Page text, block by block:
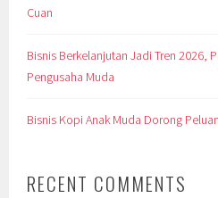
Cuan
Bisnis Berkelanjutan Jadi Tren 2026,
Pengusaha Muda
Bisnis Kopi Anak Muda Dorong
RECENT COMMENTS